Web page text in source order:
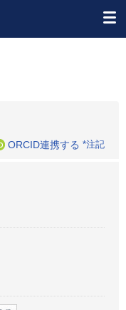
ORCID連携する *注記